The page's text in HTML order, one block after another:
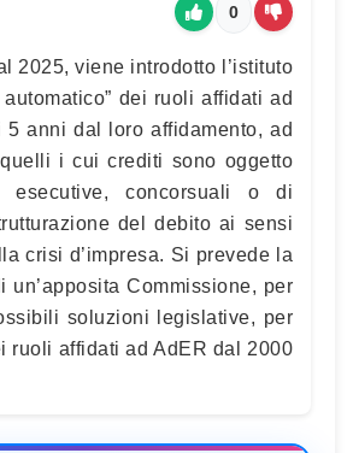
0
2025, viene introdotto l’istituto
dei ruoli affidati ad
5 anni dal loro affidamento, ad
i cui crediti sono oggetto
esecutive, concorsuali o di
del debito ai sensi
crisi d’impresa. Si prevede la
un’apposita Commissione, per
soluzioni legislative, per
ruoli affidati ad AdER dal 2000